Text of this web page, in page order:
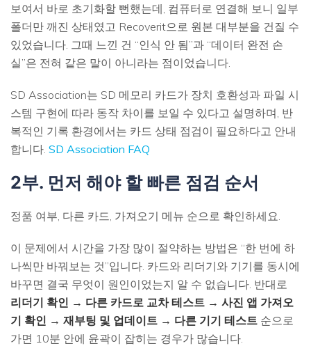
보여서 바로 초기화할 뻔했는데, 컴퓨터로 연결해 보니 일부
폴더만 깨진 상태였고 Recoverit으로 원본 대부분을 건질 수
있었습니다. 그때 느낀 건 “인식 안 됨”과 “데이터 완전 손
실”은 전혀 같은 말이 아니라는 점이었습니다.
SD Association는 SD 메모리 카드가 장치 호환성과 파일 시
스템 구현에 따라 동작 차이를 보일 수 있다고 설명하며, 반
복적인 기록 환경에서는 카드 상태 점검이 필요하다고 안내
합니다. SD Association FAQ
2부. 먼저 해야 할 빠른 점검 순서
정품 여부, 다른 카드, 가져오기 메뉴 순으로 확인하세요.
이 문제에서 시간을 가장 많이 절약하는 방법은 “한 번에 하
나씩만 바꿔보는 것”입니다. 카드와 리더기와 기기를 동시에
바꾸면 결국 무엇이 원인이었는지 알 수 없습니다. 반대로
리더기 확인 → 다른 카드로 교차 테스트 → 사진 앱 가져오
기 확인 → 재부팅 및 업데이트 → 다른 기기 테스트 순으로
가면 10분 안에 윤곽이 잡히는 경우가 많습니다.